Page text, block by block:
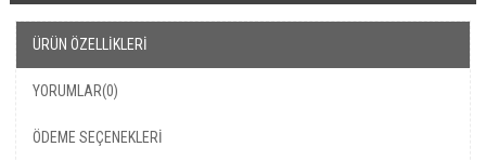
ÜRÜN ÖZELLIKLERI
YORUMLAR(0)
ÖDEME SEÇENEKLERI